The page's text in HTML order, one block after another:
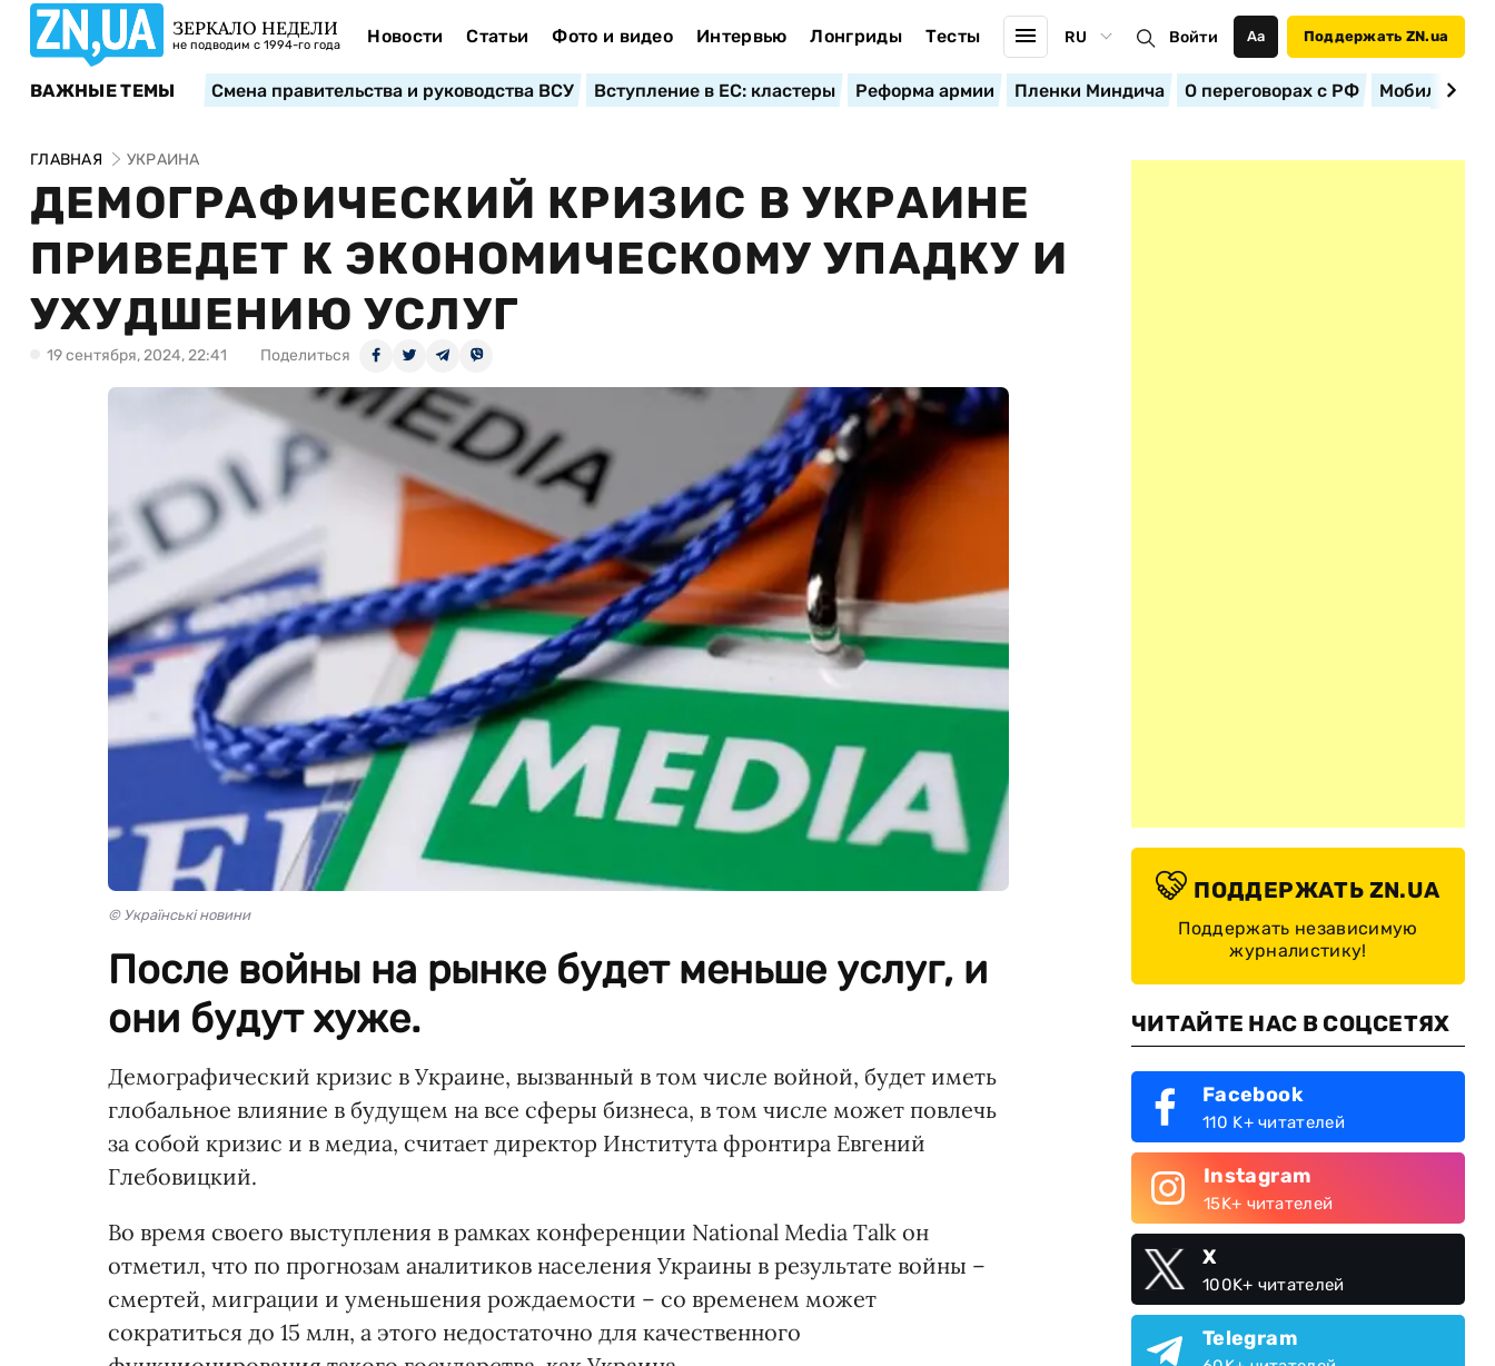
ЗЕРКАЛО НЕДЕЛИ
не подводим с 1994-го года Новости Статьи Фото и видео Интервью Лонгриды Тесты RU Войти Аа Поддержать ZN.ua
ВАЖНЫЕ ТЕМЫ Смена правительства и руководства ВСУ Вступление в ЕС: кластеры Реформа армии Пленки Миндича О переговорах с РФ
ГЛАВНАЯ УКРАИНА
ДЕМОГРАФИЧЕСКИЙ КРИЗИС В УКРАИНЕ
ПРИВЕДЕТ К ЭКОНОМИЧЕСКОМУ УПАДКУ И
УХУДШЕНИЮ УСЛУГ
19 сентября, 2024, 22:41 Поделиться
© Українські новини
После войны на рынке будет меньше услуг, и
они будут хуже.
Демографический кризис в Украине, вызванный в том числе войной, будет иметь
глобальное влияние в будущем на все сферы бизнеса, в том числе может повлечь
за собой кризис и в медиа, считает директор Института фронтира Евгений
Глебовицкий.
Во время своего выступления в рамках конференции National Media Talk он
отметил, что по прогнозам аналитиков населения Украины в результате войны –
смертей, миграции и уменьшения рождаемости – со временем может
сократиться до 15 млн, а этого недостаточно для качественного
ПОДДЕРЖАТЬ ZN.UA
Поддержать независимую
журналистику!
ЧИТАЙТЕ НАС В СОЦСЕТЯХ
Facebook
110 K+ читателей
Instagram
15K+ читателей
X
100K+ читателей
Telegram